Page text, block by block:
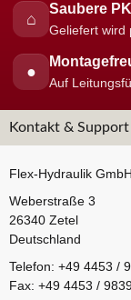
⌂
Saubere
Geliefert wird
●
Auf
Kontakt & Support
Flex-Hydraulik
Weberstraße 3
26340 Zetel
Deutschland
Telefon: +49 4453 /
Fax: +49 4453 /